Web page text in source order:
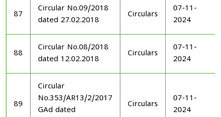
87
Circular No.09/2018
dated 27.02.2018
Circulars
07-11-
2024
88
Circular No.08/2018
dated 12.02.2018
Circulars
07-11-
2024
89
Circular
No.353/AR13/2/2017
GAd dated
Circulars
07-11-
2024